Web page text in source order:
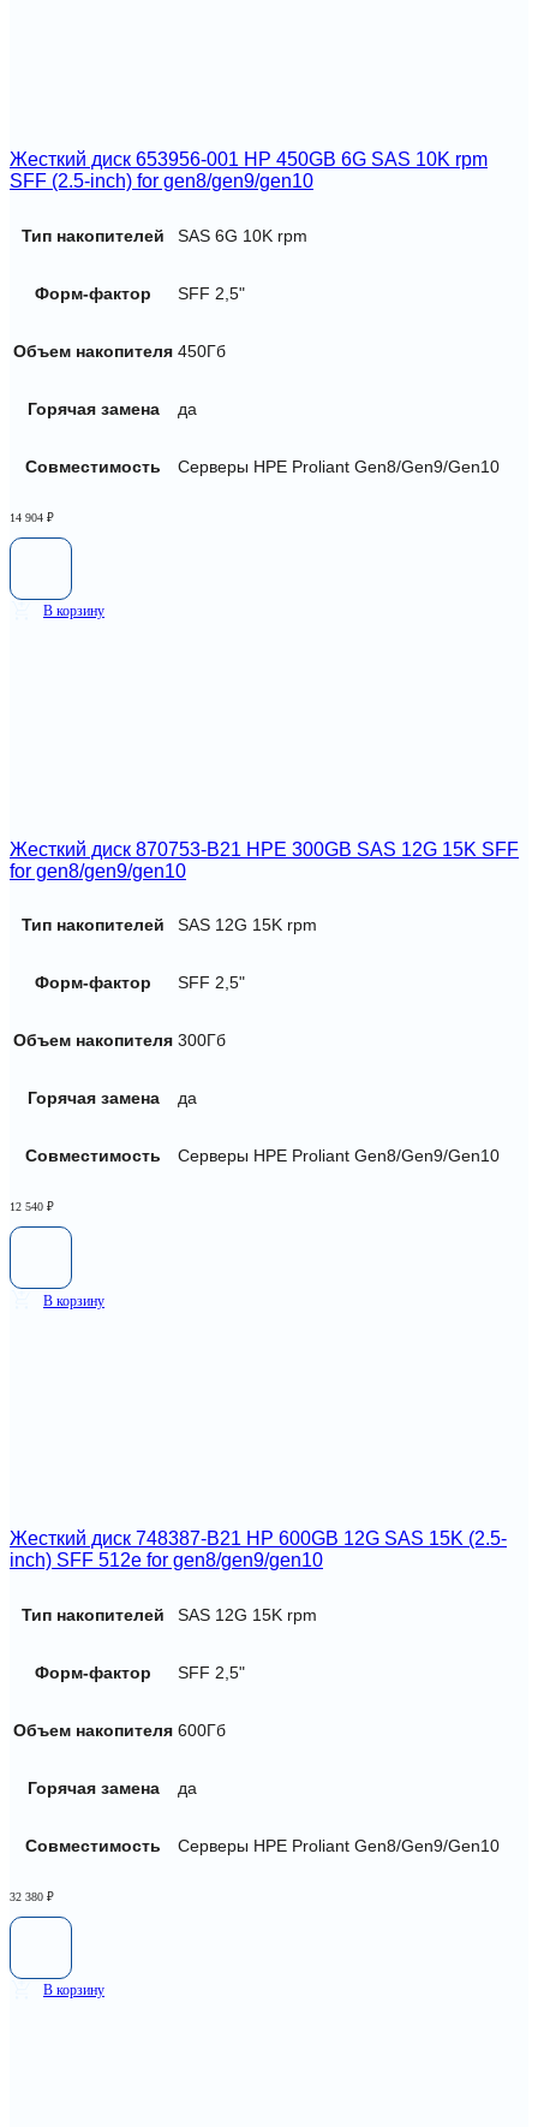
Жесткий диск 653956-001 HP 450GB 6G SAS 10K rpm
SFF (2.5-inch) for gen8/gen9/gen10
Тип накопителей SAS 6G 10K rpm
Форм-фактор SFF 2,5"
Объем накопителя 450Гб
Горячая замена да
Совместимость Серверы HPE Proliant Gen8/Gen9/Gen10
14 904 ₽
В корзину
Жесткий диск 870753-B21 HPE 300GB SAS 12G 15K SFF
for gen8/gen9/gen10
Тип накопителей SAS 12G 15K rpm
Форм-фактор SFF 2,5"
Объем накопителя 300Гб
Горячая замена да
Совместимость Серверы HPE Proliant Gen8/Gen9/Gen10
12 540 ₽
В корзину
Жесткий диск 748387-B21 HP 600GB 12G SAS 15K (2.5-
inch) SFF 512e for gen8/gen9/gen10
Тип накопителей SAS 12G 15K rpm
Форм-фактор SFF 2,5"
Объем накопителя 600Гб
Горячая замена да
Совместимость Серверы HPE Proliant Gen8/Gen9/Gen10
32 380 ₽
В корзину